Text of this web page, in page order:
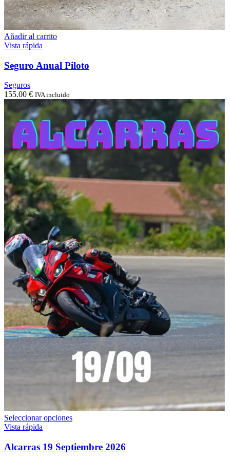
Añadir al carrito
Vista rápida
Seguro Anual Piloto
Seguros
155.00 € IVA incluido
Seleccionar opcionesEste
múltiples
variantes.
Vista rápida
Alcarras 19 Septiembre 2026